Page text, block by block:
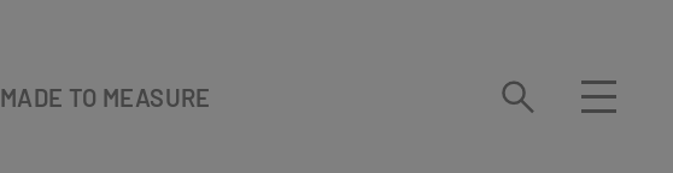
MADE TO MEASURE